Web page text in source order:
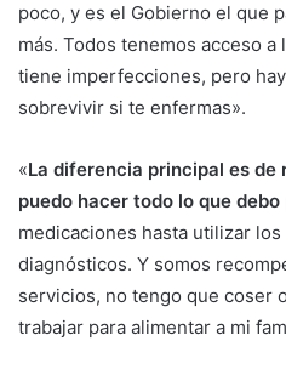
poco, y es el Gobierno el que
más. Todos tenemos acceso
tiene imperfecciones, pero
sobrevivir si te enfermas».
«La diferencia principal es de
puedo hacer todo lo que
medicaciones hasta utilizar
diagnósticos. Y somos
servicios, no tengo que coser
trabajar para alimentar a mi